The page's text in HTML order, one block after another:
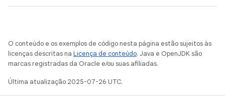
O conteúdo e os exemplos de código nesta página estão sujeitos às
licenças descritas na Licença de conteúdo. Java e OpenJDK são
marcas registradas da Oracle e/ou suas afiliadas.
Última atualização 2025-07-26 UTC.